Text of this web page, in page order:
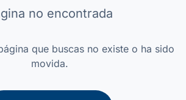
no encontrada
que buscas no existe o ha sido
movida.